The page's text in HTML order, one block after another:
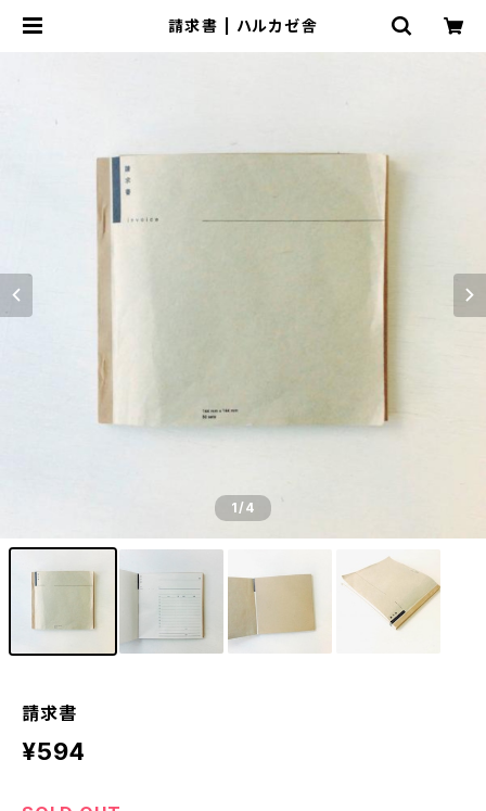
請求書 | ハルカゼ舎
1/4
請求書
¥594